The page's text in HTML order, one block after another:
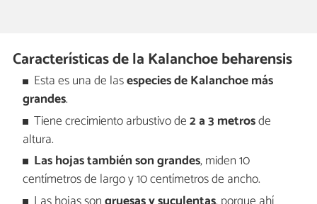
Características de la Kalanchoe beharensis
Esta es una de lasespecies de Kalanchoe más
grandes.
Tiene crecimiento arbustivo de2 a 3 metrosde
altura.
Las hojas también son grandes, miden 10
centímetros de largo y 10 centímetros de ancho.